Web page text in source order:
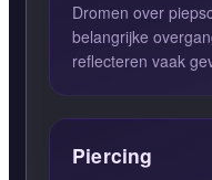
Dromen over
belangrijke
reflecteren vaak
Piercing